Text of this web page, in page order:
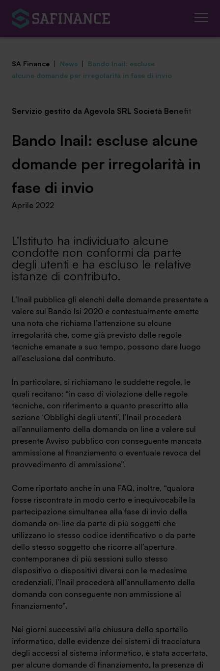
Mediazione Creditizia
Finanza Agevolata
Centro studi
News ed eventi
Chi siamo
Contatti
Lavora con noi
+030.3540104
info@safinance.it
SA Finance Mediazione Creditizia Srl, società di mediazione creditizia iscritta
all'Oam n.M336
SA Finance | News | Bando Inail: escluse
alcune domande per irregolarità in fase di invio
Servizio gestito da Agevola SRL Società Benefit
Bando Inail: escluse alcune
domande per irregolarità in
fase di invio
Aprile 2022
L’Istituto ha individuato alcune
condotte non conformi da parte
degli utenti e ha escluso le relative
istanze di contributo.
L’Inail pubblica gli elenchi delle domande presentate a
valere sul Bando Isi 2020 e contestualmente emette
una nota che richiama l’attenzione su alcune
irregolarità che, come già previsto dalle regole
tecniche emanate a suo tempo, possono dare luogo
all’esclusione dal contributo.
In particolare, si richiamano le suddette regole, le
quali recitano: “in caso di violazione delle regole
tecniche, con riferimento a quanto prescritto alla
sezione ‘Obblighi degli utenti’, l’Inail procederà
all’annullamento della domanda on line a valere sul
presente Avviso pubblico con conseguente mancata
ammissione al finanziamento o eventuale revoca del
provvedimento di ammissione”.
Come riportato anche in una FAQ, inoltre, “qualora
fosse riscontrata in modo certo e inequivocabile la
partecipazione simultanea alla fase di invio della
domanda on-line da parte di più soggetti che
utilizzano lo stesso codice identificativo o da parte
dello stesso soggetto che ricorre all’apertura
contemporanea di più sessioni sullo stesso
dispositivo o dispositivi diversi con le medesime
credenziali, l’Inail procederà all’annullamento della
domanda con conseguente non ammissione al
finanziamento”.
Nei giorni successivi alla chiusura dello sportello
informatico, dalle evidenze dei sistemi di tracciatura
degli accessi al sistema informatico, è stata accertata,
per alcune domande di finanziamento, la presenza di